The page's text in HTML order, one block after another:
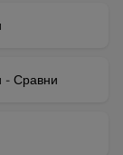
- Сравни